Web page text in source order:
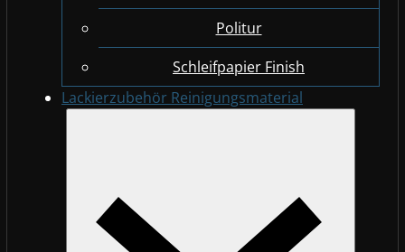
Politur
Schleifpapier Finish
Lackierzubehör Reinigungsmaterial